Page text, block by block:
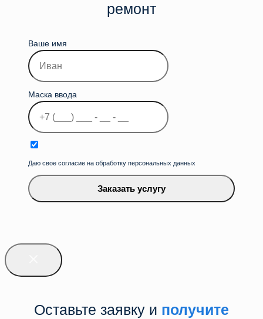
ремонт
Ваше имя
Маска ввода
Даю свое согласие на обработку персональных данных
Заказать услугу
Оставьте заявку и получите